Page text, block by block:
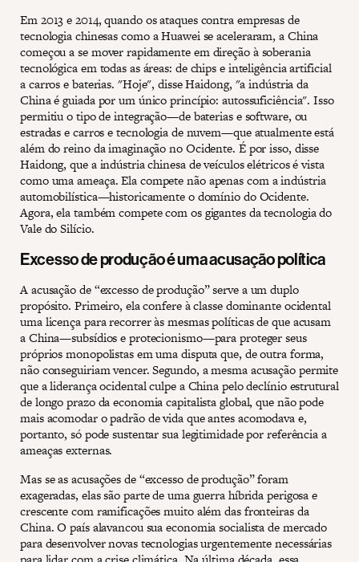
Em 2013 e 2014, quando os ataques contra empresas de
tecnologia chinesas como a Huawei se aceleraram, a China
começou a se mover rapidamente em direção à soberania
tecnológica em todas as áreas: de chips e inteligência artificial
a carros e baterias. "Hoje", disse Haidong, "a indústria da
China é guiada por um único princípio: autossuficiência". Isso
permitiu o tipo de integração—de baterias e software, ou
estradas e carros e tecnologia de nuvem—que atualmente está
além do reino da imaginação no Ocidente. É por isso, disse
Haidong, que a indústria chinesa de veículos elétricos é vista
como uma ameaça. Ela compete não apenas com a indústria
automobilística—historicamente o domínio do Ocidente.
Agora, ela também compete com os gigantes da tecnologia do
Vale do Silício.
Excesso de produção é uma acusação política
A acusação de “excesso de produção” serve a um duplo
propósito. Primeiro, ela confere à classe dominante ocidental
uma licença para recorrer às mesmas políticas de que acusam
a China—subsídios e protecionismo—para proteger seus
próprios monopolistas em uma disputa que, de outra forma,
não conseguiriam vencer. Segundo, a mesma acusação permite
que a liderança ocidental culpe a China pelo declínio estrutural
de longo prazo da economia capitalista global, que não pode
mais acomodar o padrão de vida que antes acomodava e,
portanto, só pode sustentar sua legitimidade por referência a
ameaças externas.
Mas se as acusações de “excesso de produção” foram
exageradas, elas são parte de uma guerra híbrida perigosa e
crescente com ramificações muito além das fronteiras da
China. O país alavancou sua economia socialista de mercado
para desenvolver novas tecnologias urgentemente necessárias